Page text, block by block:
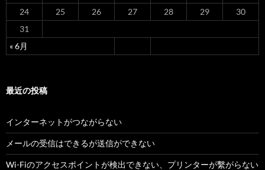
« 6月
24
25 26 27 28 29
30
31
最近の投稿
インターネットがつながらない
メールの受信はできるが送信ができない
Wi-Fiのアクセスポイントが検出できない、プリンターが繫がらない